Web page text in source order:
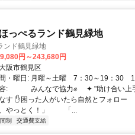
っぺるランド鶴見緑地
ンド鶴見緑地
円～243,680円
阪市鶴見区
・曜日: 月曜～土曜 7：30～19：30
: みんなで協力✊️ ✦ "助け合い上手"
す ✋困った人がいたら自然とフォ
、やっとく！」 「...
制 交通費支給